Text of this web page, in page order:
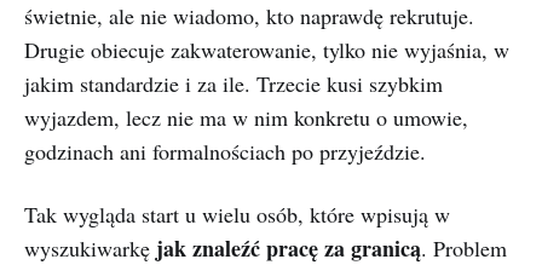
świetnie, ale nie wiadomo, kto naprawdę rekrutuje.
Drugie obiecuje zakwaterowanie, tylko nie wyjaśnia, w
jakim standardzie i za ile. Trzecie kusi szybkim
wyjazdem, lecz nie ma w nim konkretu o umowie,
godzinach ani formalnościach po przyjeździe.
Tak wygląda start u wielu osób, które wpisują w
wyszukiwarkę jak znaleźć pracę za granicą. Problem